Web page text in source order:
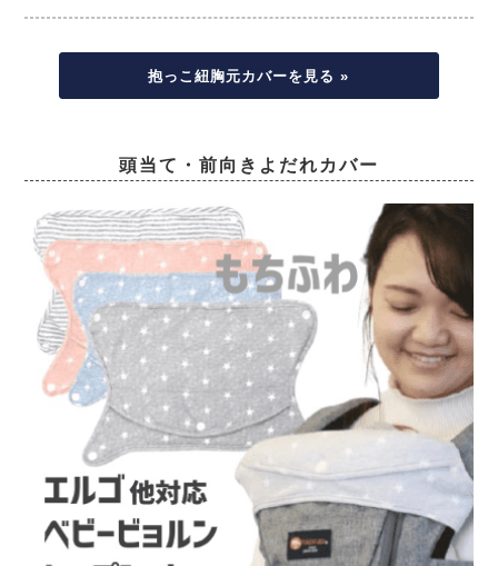
抱っこ紐胸元カバーを見る »
頭当て・前向きよだれカバー